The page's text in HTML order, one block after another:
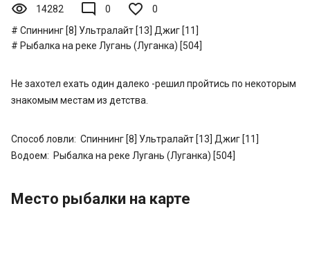
visibility 14282 mode_comment 0
0
Спиннинг [8] Ультралайт [13] Джиг [11]
Рыбалка на реке Лугань (Луганка) [504]
Не захотел ехать один далеко -решил пройтись по некоторым
знакомым местам из детства.
Способ ловли: Спиннинг [8] Ультралайт [13] Джиг [11]
Водоем: Рыбалка на реке Лугань (Луганка) [504]
Место рыбалки на карте